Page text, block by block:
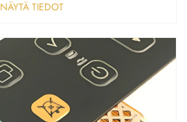
NÄYTÄ TIEDOT